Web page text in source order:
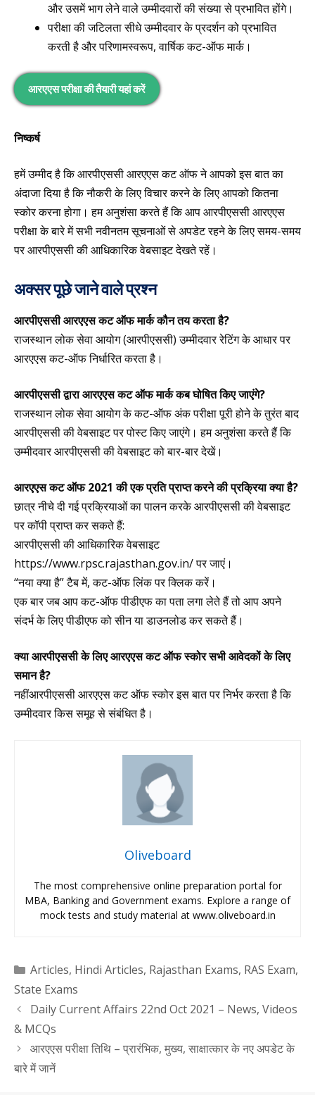
और उसमें भाग लेने वाले उम्मीदवारों की संख्या से प्रभावित होंगे।
परीक्षा की जटिलता सीधे उम्मीदवार के प्रदर्शन को प्रभावित
करती है और परिणामस्वरूप, वार्षिक कट-ऑफ मार्क।
आरएएस परीक्षा की तैयारी यहां करें
निष्कर्ष
हमें उम्मीद है कि आरपीएससी आरएएस कट ऑफ ने आपको इस बात का
अंदाजा दिया है कि नौकरी के लिए विचार करने के लिए आपको कितना
स्कोर करना होगा। हम अनुशंसा करते हैं कि आप आरपीएससी आरएएस
परीक्षा के बारे में सभी नवीनतम सूचनाओं से अपडेट रहने के लिए समय-समय
पर आरपीएससी की आधिकारिक वेबसाइट देखते रहें।
अक्सर पूछे जाने वाले प्रश्न
आरपीएससी आरएएस कट ऑफ मार्क कौन तय करता है?
राजस्थान लोक सेवा आयोग (आरपीएससी) उम्मीदवार रेटिंग के आधार पर
आरएएस कट-ऑफ निर्धारित करता है।
आरपीएससी द्वारा आरएएस कट ऑफ मार्क कब घोषित किए जाएंगे?
राजस्थान लोक सेवा आयोग के कट-ऑफ अंक परीक्षा पूरी होने के तुरंत बाद
आरपीएससी की वेबसाइट पर पोस्ट किए जाएंगे। हम अनुशंसा करते हैं कि
उम्मीदवार आरपीएससी की वेबसाइट को बार-बार देखें।
आरएएस कट ऑफ 2021 की एक प्रति प्राप्त करने की प्रक्रिया क्या है?
छात्र नीचे दी गई प्रक्रियाओं का पालन करके आरपीएससी की वेबसाइट
पर कॉपी प्राप्त कर सकते हैं:
आरपीएससी की आधिकारिक वेबसाइट
https://www.rpsc.rajasthan.gov.in/ पर जाएं।
“नया क्या है” टैब में, कट-ऑफ लिंक पर क्लिक करें।
एक बार जब आप कट-ऑफ पीडीएफ का पता लगा लेते हैं तो आप अपने
संदर्भ के लिए पीडीएफ को सीन या डाउनलोड कर सकते हैं।
क्या आरपीएससी के लिए आरएएस कट ऑफ स्कोर सभी आवेदकों के लिए
समान है?
नहींआरपीएससी आरएएस कट ऑफ स्कोर इस बात पर निर्भर करता है कि
उम्मीदवार किस समूह से संबंधित है।
Oliveboard
The most comprehensive online preparation portal for
MBA, Banking and Government exams. Explore a range of
mock tests and study material at www.oliveboard.in
Categories
Articles, Hindi Articles, Rajasthan Exams, RAS Exam,
State Exams
Daily Current Affairs 22nd Oct 2021 – News, Videos
& MCQs
आरएएस परीक्षा तिथि – प्रारंभिक, मुख्य, साक्षात्कार के नए अपडेट के
बारे में जानें